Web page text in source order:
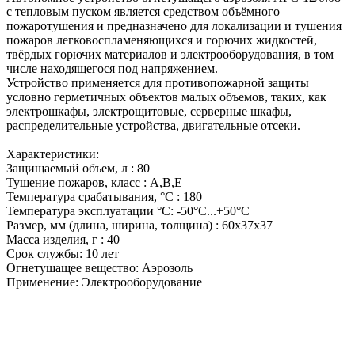
с тепловым пуском является средством объёмного
пожаротушения и предназначено для локализации и тушения
пожаров легковоспламеняющихся и горючих жидкостей,
твёрдых горючих материалов и электрооборудования, в том
числе находящегося под напряжением.
Устройство применяется для противопожарной защиты
условно герметичных объектов малых объемов, таких, как
электрошкафы, электрощитовые, серверные шкафы,
распределительные устройства, двигательные отсеки.
Характеристики:
Защищаемый объем, л : 80
Тушение пожаров, класс : A,B,E
Температура срабатывания, °C : 180
Температура эксплуатации °C: -50°C...+50°C
Размер, мм (длина, ширина, толщина) : 60х37х37
Масса изделия, г : 40
Срок службы: 10 лет
Огнетушащее вещество: Аэрозоль
Применение: Электрооборудование